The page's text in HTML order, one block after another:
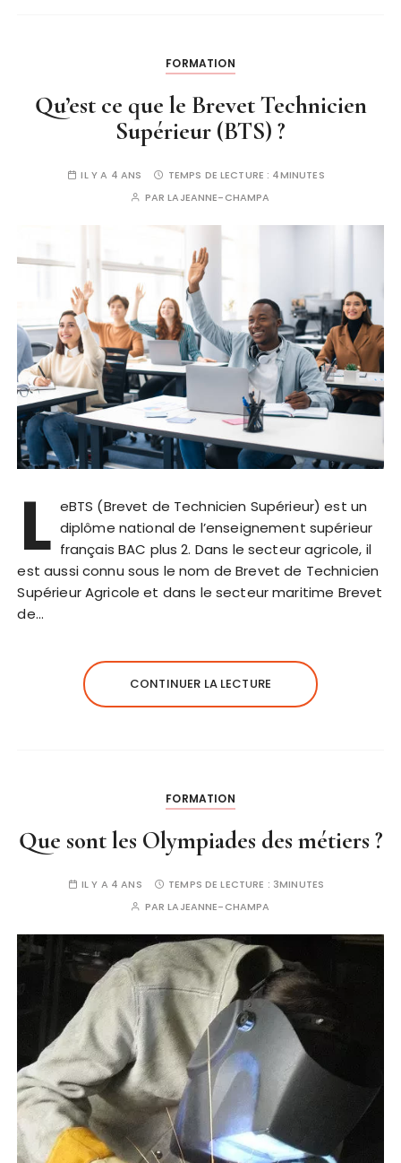
FORMATION
Qu’est ce que le Brevet Technicien
Supérieur (BTS) ?
IL Y A 4 ANS TEMPS DE LECTURE : 4MINUTES
PARLAJEANNE-CHAMPA
L eBTS (Brevet de Technicien Supérieur) est un
diplôme national de l’enseignement supérieur
français BAC plus 2. Dans le secteur agricole, il
est aussi connu sous le nom de Brevet de Technicien
Supérieur Agricole et dans le secteur maritime Brevet
de…
CONTINUER LA LECTURE
FORMATION
Que sont les Olympiades des métiers ?
IL Y A 4 ANS TEMPS DE LECTURE : 3MINUTES
PARLAJEANNE-CHAMPA